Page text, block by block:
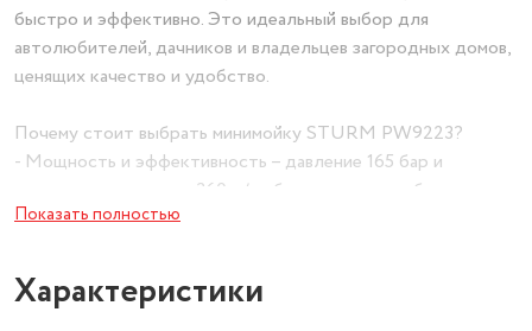
быстро и эффективно. Это идеальный выбор для
автолюбителей, дачников и владельцев загородных домов,
ценящих качество и удобство.
Почему стоит выбрать минимойку STURM PW9223?
- Мощность и эффективность – давление 165 бар и
производительность 360 л/ч обеспечивают глубокую
очистку даже стойких загрязнений (масла, грязи, плесени).
- Универсальность – подходит для мытья автомобиля,
мотоциклов, велосипедов, садовой мебели, террас,
Показать полностью
Характеристики